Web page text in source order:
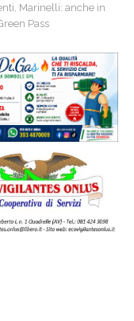
Marinelli: anche in
Pass